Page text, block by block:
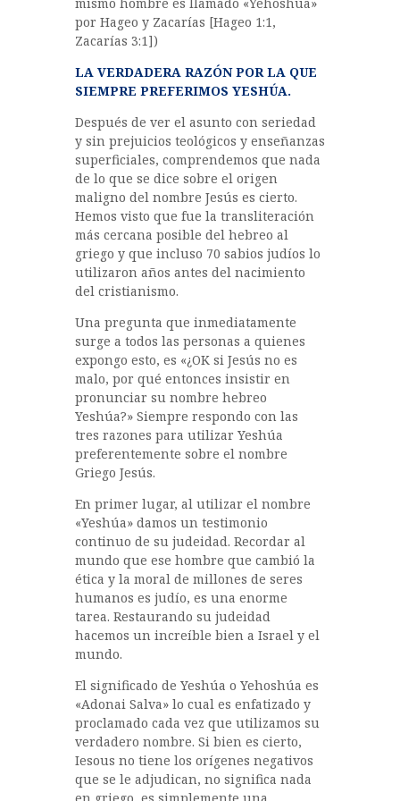
por Hageo y Zacarías [Hageo 1:1,
Zacarías 3:1])
LA VERDADERA RAZÓN POR LA QUE
SIEMPRE PREFERIMOS YESHÚA.
Después de ver el asunto con seriedad
y sin prejuicios teológicos y enseñanzas
superficiales, comprendemos que nada
de lo que se dice sobre el origen
maligno del nombre Jesús es cierto.
Hemos visto que fue la transliteración
más cercana posible del hebreo al
griego y que incluso 70 sabios judíos lo
utilizaron años antes del nacimiento
del cristianismo.
Una pregunta que inmediatamente
surge a todos las personas a quienes
expongo esto, es «¿OK si Jesús no es
malo, por qué entonces insistir en
pronunciar su nombre hebreo
Yeshúa?» Siempre respondo con las
tres razones para utilizar Yeshúa
preferentemente sobre el nombre
Griego Jesús.
En primer lugar, al utilizar el nombre
«Yeshúa» damos un testimonio
continuo de su judeidad. Recordar al
mundo que ese hombre que cambió la
ética y la moral de millones de seres
humanos es judío, es una enorme
tarea. Restaurando su judeidad
hacemos un increíble bien a Israel y el
mundo.
El significado de Yeshúa o Yehoshúa es
«Adonai Salva» lo cual es enfatizado y
proclamado cada vez que utilizamos su
verdadero nombre. Si bien es cierto,
Iesous no tiene los orígenes negativos
que se le adjudican, no significa nada